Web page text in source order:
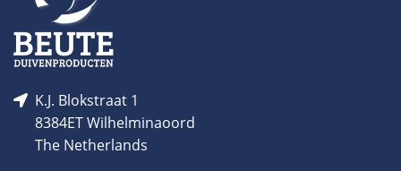
K.J. Blokstraat 1
8384ET Wilhelminaoord
The Netherlands